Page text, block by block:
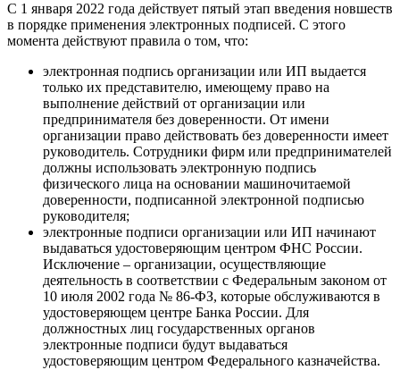
С 1 января 2022 года действует пятый этап введения новшеств
в порядке применения электронных подписей. С этого
момента действуют правила о том, что:
электронная подпись организации или ИП выдается
только их представителю, имеющему право на
выполнение действий от организации или
предпринимателя без доверенности. От имени
организации право действовать без доверенности имеет
руководитель. Сотрудники фирм или предпринимателей
должны использовать электронную подпись
физического лица на основании машиночитаемой
доверенности, подписанной электронной подписью
руководителя;
электронные подписи организации или ИП начинают
выдаваться удостоверяющим центром ФНС России.
Исключение – организации, осуществляющие
деятельность в соответствии с Федеральным законом от
10 июля 2002 года № 86-ФЗ, которые обслуживаются в
удостоверяющем центре Банка России. Для
должностных лиц государственных органов
электронные подписи будут выдаваться
удостоверяющим центром Федерального казначейства.